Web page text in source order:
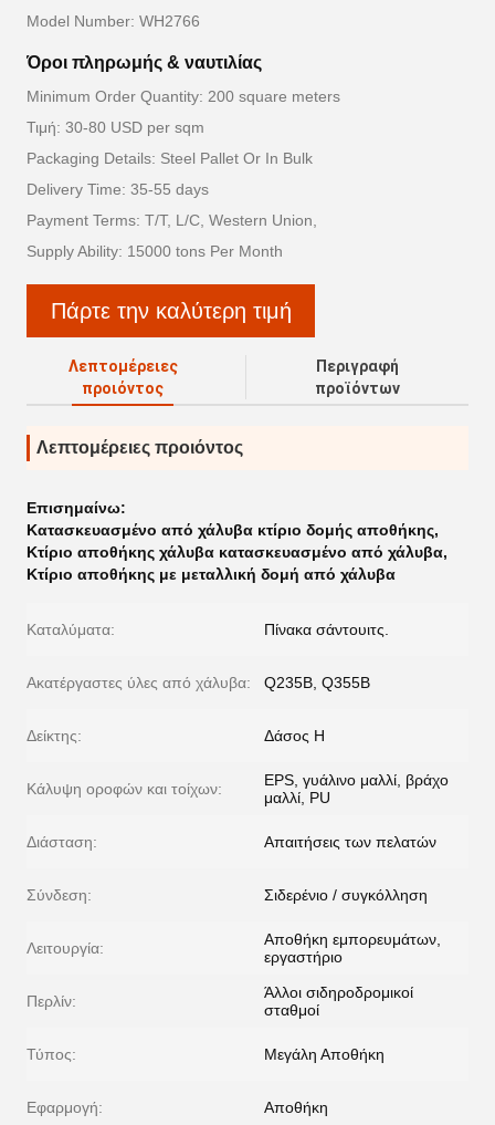
Model Number: WH2766
Όροι πληρωμής & ναυτιλίας
Minimum Order Quantity: 200 square meters
Τιμή: 30-80 USD per sqm
Packaging Details: Steel Pallet Or In Bulk
Delivery Time: 35-55 days
Payment Terms: T/T, L/C, Western Union,
Supply Ability: 15000 tons Per Month
Πάρτε την καλύτερη τιμή
Λεπτομέρειες
προιόντος
Περιγραφή
προϊόντων
Λεπτομέρειες προιόντος
Επισημαίνω:
Κατασκευασμένο από χάλυβα κτίριο δομής αποθήκης,
Κτίριο αποθήκης χάλυβα κατασκευασμένο από χάλυβα,
Κτίριο αποθήκης με μεταλλική δομή από χάλυβα
Καταλύματα: Πίνακα σάντουιτς.
Ακατέργαστες ύλες από χάλυβα: Q235B, Q355B
Δείκτης: Δάσος H
Κάλυψη οροφών και τοίχων:
EPS, γυάλινο μαλλί, βράχο
μαλλί, PU
Διάσταση: Απαιτήσεις των πελατών
Σύνδεση: Σιδερένιο / συγκόλληση
Λειτουργία:
Αποθήκη εμπορευμάτων,
εργαστήριο
Περλίν:
Άλλοι σιδηροδρομικοί
σταθμοί
Τύπος: Μεγάλη Αποθήκη
Εφαρμογή: Αποθήκη